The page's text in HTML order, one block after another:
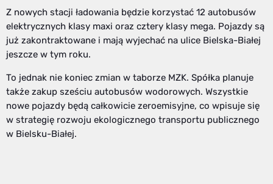
Z nowych stacji ładowania będzie korzystać 12 autobusów
elektrycznych klasy maxi oraz cztery klasy mega. Pojazdy są
już zakontraktowane i mają wyjechać na ulice Bielska-Białej
jeszcze w tym roku.
To jednak nie koniec zmian w taborze MZK. Spółka planuje
także zakup sześciu autobusów wodorowych. Wszystkie
nowe pojazdy będą całkowicie zeroemisyjne, co wpisuje się
w strategię rozwoju ekologicznego transportu publicznego
w Bielsku-Białej.